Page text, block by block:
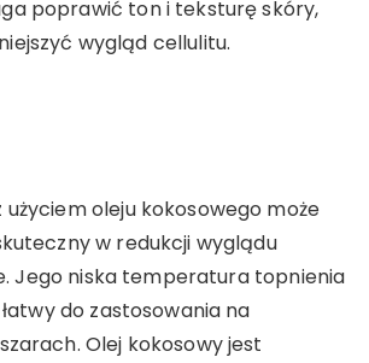
poprawić ton i teksturę skóry,
wygląd cellulitu.
użyciem oleju kokosowego może
w redukcji wyglądu
Jego niska temperatura topnienia
do zastosowania na
Olej kokosowy jest